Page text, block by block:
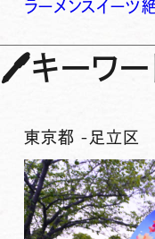
ラーメンスイーツ
🖊キーワ
東京都 - 足立区